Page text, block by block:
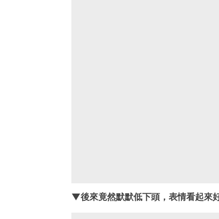
▼後來竟然默默低下頭，表情看起來